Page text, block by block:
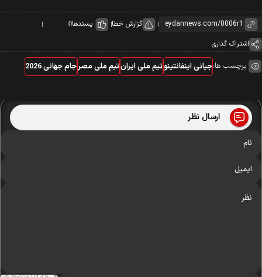
گزارش خطا پسندها0
اشتراک گذاری
برچسب ها:جیانی اینفانتینو تیم ملی ایرانتیم ملی مصرجام جهانی 2026
ارسال نظر